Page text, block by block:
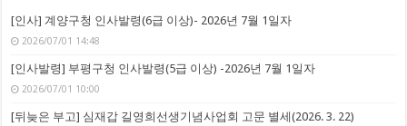
[인사] 계양구청 인사발령(6급 이상)- 2026년 7월 1일자
2026/07/01 14:48
[인사발령] 부평구청 인사발령(5급 이상) -2026년 7월 1일자
2026/07/01 10:00
[뒤늦은 부고] 심재갑 길영희선생기념사업회 고문 별세(2026. 3. 22)